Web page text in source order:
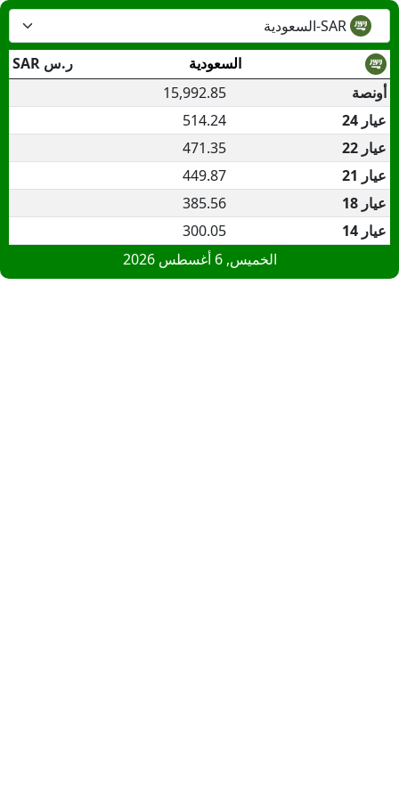
SAR-السعودية
السعودية
SAR ر.س
أونصة
15,992.85
عيار 24
514.24
عيار 22
471.35
عيار 21
449.87
عيار 18
385.56
عيار 14
300.05
الخميس, 6 أغسطس 2026